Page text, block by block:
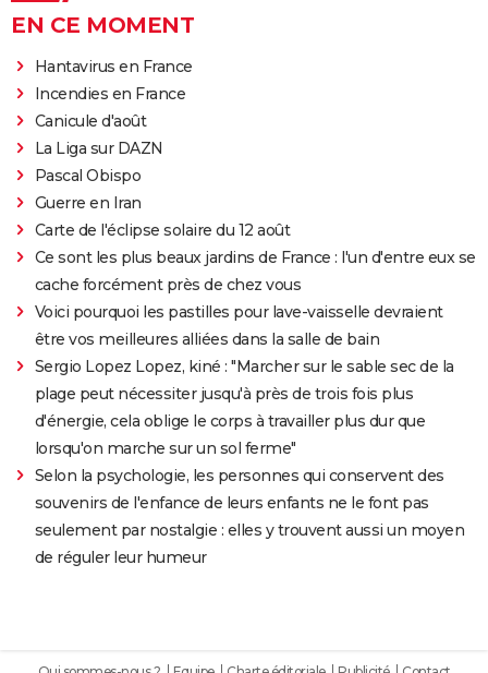
EN CE MOMENT
Hantavirus en France
Incendies en France
Canicule d'août
La Liga sur DAZN
Pascal Obispo
Guerre en Iran
Carte de l'éclipse solaire du 12 août
Ce sont les plus beaux jardins de France : l'un d'entre eux se
cache forcément près de chez vous
Voici pourquoi les pastilles pour lave-vaisselle devraient
être vos meilleures alliées dans la salle de bain
Sergio Lopez Lopez, kiné : "Marcher sur le sable sec de la
plage peut nécessiter jusqu'à près de trois fois plus
d'énergie, cela oblige le corps à travailler plus dur que
lorsqu'on marche sur un sol ferme"
Selon la psychologie, les personnes qui conservent des
souvenirs de l'enfance de leurs enfants ne le font pas
seulement par nostalgie : elles y trouvent aussi un moyen
de réguler leur humeur